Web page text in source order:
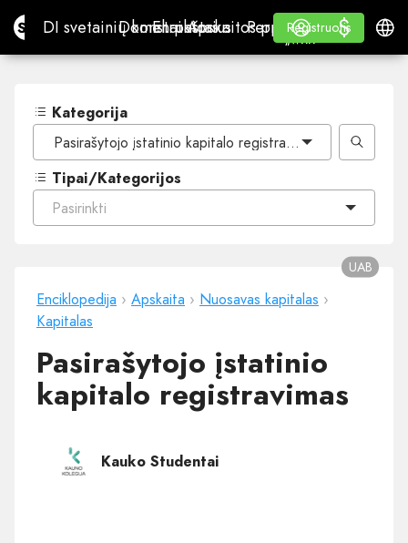
Site.proDI svetainių konstruktorius
DI svetainių konstruktorius
Domenai
DomenaiEl. paštas
El. paštasApskaitos programa
Apskaitos programa
Perpardavėjams
„WHITE LABEL“
Mokymasis
Mokymasis
Registruotis
Registruotis
Prisijungti
$
$
Kategorija
Pasirašytojo įstatinio kapitalo registravimas
Tipai/Kategorijos
Pasirinkti
Enciklopedija › Apskaita › Nuosavas kapitalas ›
Kapitalas
Pasirašytojo įstatinio
kapitalo registravimas
UAB
Kauko Studentai